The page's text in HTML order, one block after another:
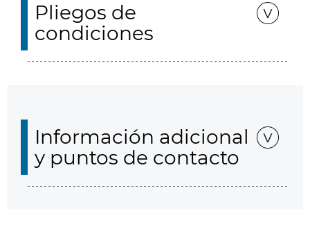
Pliegos de
condiciones
Información adicional
y puntos de contacto